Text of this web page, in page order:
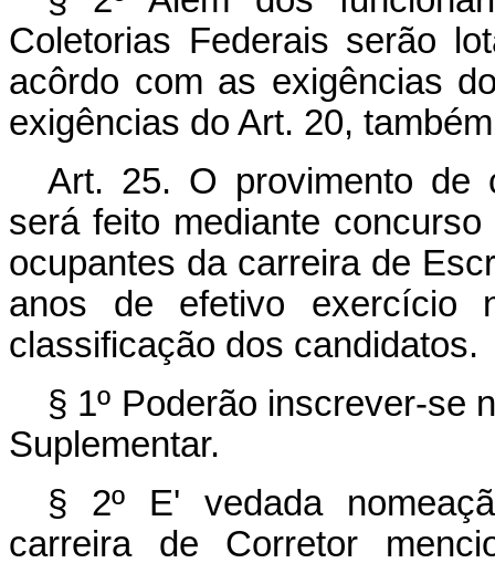
Coletorias Federais serão
acôrdo com as exigências
exigências do Art. 20,
Art. 25. O provimento de
será feito mediante
ocupantes da carreira de
anos de efetivo exercício
classificação dos candidatos.
§ 1º Poderão inscrever-se
Suplementar.
§ 2º E' vedada
carreira de Corretor